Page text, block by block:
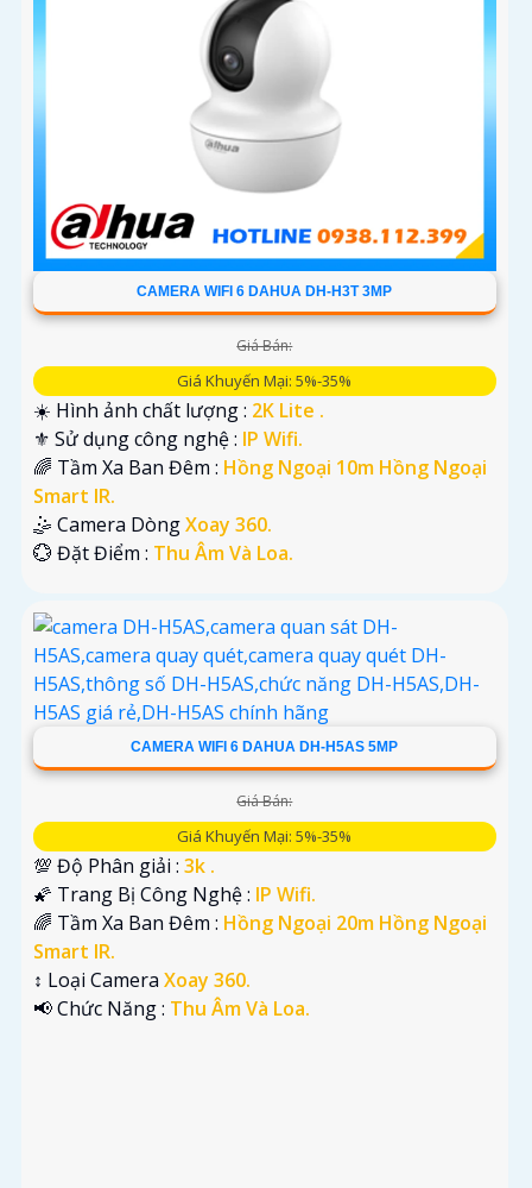
CAMERA WIFI 6 DAHUA DH-H3T 3MP
Giá Bán:
Giá Khuyến Mại: 5%-35%
☀️ Hình ảnh chất lượng : 2K Lite .
⚜️ Sử dụng công nghệ : IP Wifi.
🌈 Tầm Xa Ban Đêm : Hồng Ngoại 10m Hồng Ngoại
Smart IR.
🤹 Camera DòngXoay 360.
️💮 Đặt Điểm : Thu Âm Và Loa.
CAMERA WIFI 6 DAHUA DH-H5AS 5MP
Giá Bán:
Giá Khuyến Mại: 5%-35%
💯 Độ Phân giải : 3k .
🌠 Trang Bị Công Nghệ : IP Wifi.
🌈 Tầm Xa Ban Đêm : Hồng Ngoại 20m Hồng Ngoại
Smart IR.
↕️ Loại Camera Xoay 360.
️📢 Chức Năng : Thu Âm Và Loa.